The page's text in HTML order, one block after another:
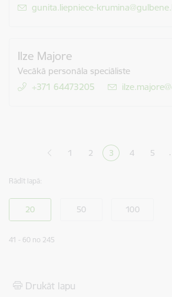
E-pasts:
gunita.liepniece-
Ilze Majore
Vecākā personāla speciāliste
+371 64473205
E-pasts:
Lapošana Lapa
1 Lapa
2 Pašreizējā lapa
3 Lapa
4 Lapa
5
Rādīt lapā:
41 - 60 no 245
Drukāt lapu